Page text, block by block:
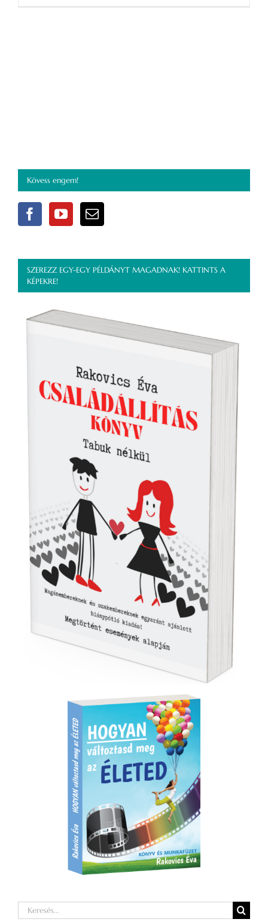
Kövess engem!
SZEREZZ EGY-EGY PÉLDÁNYT MAGADNAK! KATTINTS A
KÉPEKRE!
Keresés...